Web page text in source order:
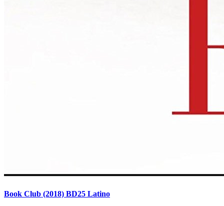
Book Club (2018) BD25 Latino